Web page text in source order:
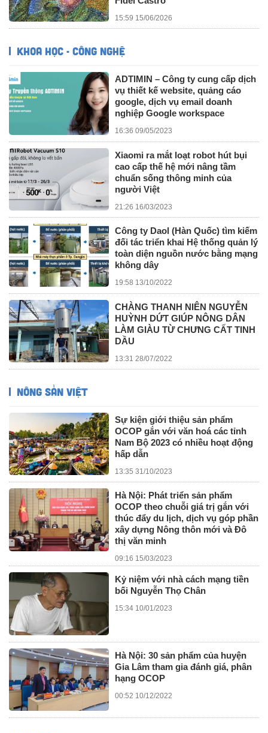
15:59 15/06/2026
KHOA HỌC - CÔNG NGHỆ
ADTIMIN – Công ty cung cấp dịch
vụ thiết kế website, quảng cáo
google, dịch vụ email doanh
nghiệp Google workspace
16:36 09/05/2023
Xiaomi ra mắt loạt robot hút bụi
cao cấp thế hệ mới nâng tầm
chuẩn sống thông minh của
người Việt
21:26 16/03/2023
Công ty Daol (Hàn Quốc) tìm kiếm
đối tác triển khai Hệ thống quản lý
toàn diện nguồn nước bằng mạng
không dây
19:58 13/10/2022
CHÀNG THANH NIÊN NGUYỄN
HUỲNH DỨT GIÚP NÔNG DÂN
LÀM GIÀU TỪ CHƯNG CẤT TINH
DẦU
13:31 28/07/2022
NÔNG SẢN VIỆT
Sự kiện giới thiệu sản phẩm
OCOP gắn với văn hoá các tỉnh
Nam Bộ 2023 có nhiều hoạt động
hấp dẫn
13:35 31/10/2023
Hà Nội: Phát triển sản phẩm
OCOP theo chuỗi giá trị gắn với
thúc đẩy du lịch, dịch vụ góp phần
xây dựng Nông thôn mới và Đô
thị văn minh
09:16 15/03/2023
Kỷ niệm với nhà cách mạng tiền
bối Nguyễn Thọ Chân
15:34 10/01/2023
Hà Nội: 30 sản phẩm của huyện
Gia Lâm tham gia đánh giá, phân
hạng OCOP
00:52 10/12/2022